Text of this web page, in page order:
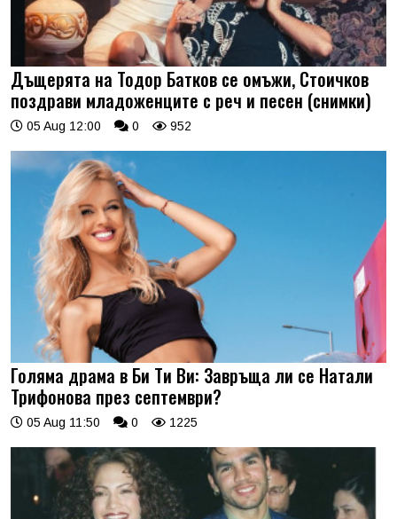
Дъщерята на Тодор Батков се омъжи, Стоичков
поздрави младоженците с реч и песен (снимки)
05 Aug 12:00 0 952
Голяма драма в Би Ти Ви: Завръща ли се Натали
Трифонова през септември?
05 Aug 11:50 0 1225